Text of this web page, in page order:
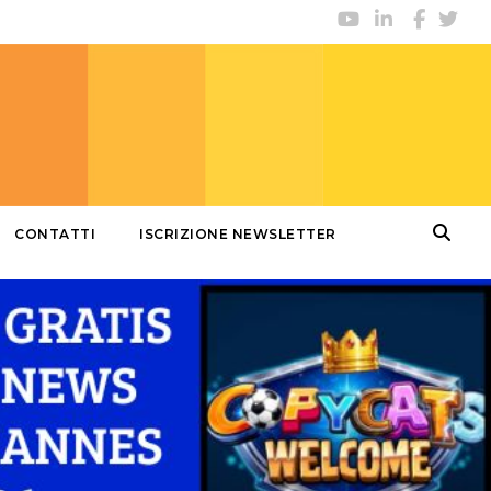
CONTATTI ISCRIZIONE NEWSLETTER